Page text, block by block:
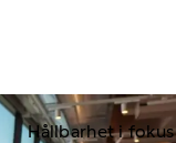
Hållbarhet i fokus